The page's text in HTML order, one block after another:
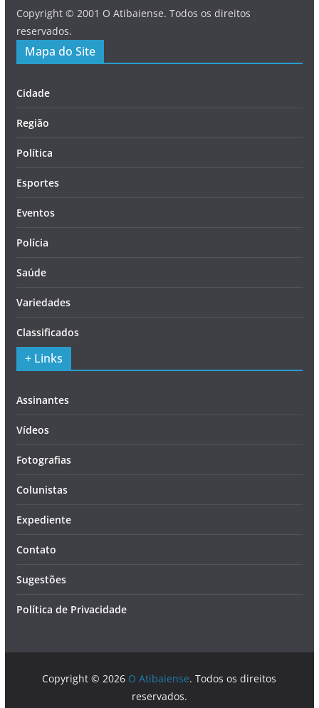
Copyright © 2001 O Atibaiense. Todos os direitos
reservados.
Mapa do Site
Cidade
Região
Política
Esportes
Eventos
Polícia
Saúde
Variedades
Classificados
+ Links
Assinantes
Vídeos
Fotografias
Colunistas
Expediente
Contato
Sugestões
Política de Privacidade
Copyright © 2026 O Atibaiense. Todos os direitos
reservados.